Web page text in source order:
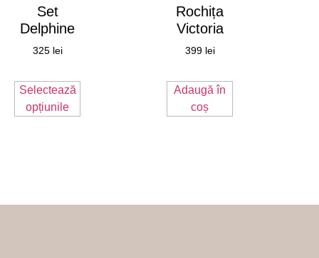
Set
Delphine
325 lei
Selectează
opțiunile
Rochița
Victoria
399 lei
Adaugă în
coș